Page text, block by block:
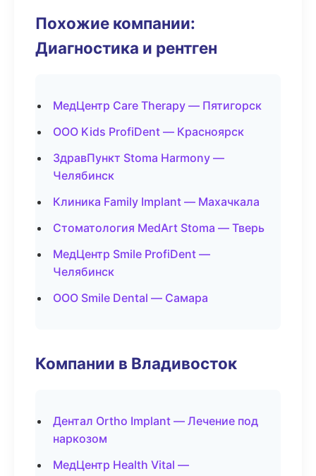
Похожие компании:
Диагностика и рентген
МедЦентр Care Therapy — Пятигорск
ООО Kids ProfiDent — Красноярск
ЗдравПункт Stoma Harmony —
Челябинск
Клиника Family Implant — Махачкала
Стоматология MedArt Stoma — Тверь
МедЦентр Smile ProfiDent —
Челябинск
ООО Smile Dental — Самара
Компании в Владивосток
Дентал Ortho Implant — Лечение под
наркозом
МедЦентр Health Vital —